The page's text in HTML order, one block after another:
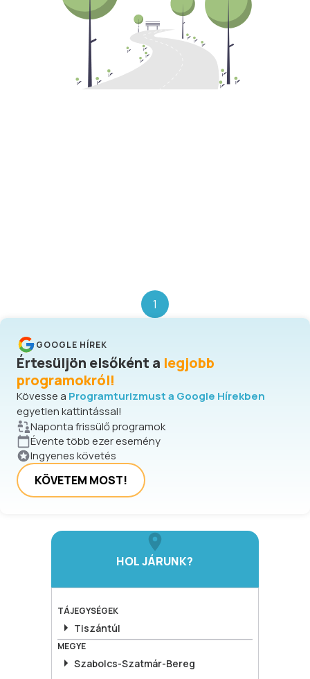
1
GOOGLE HÍREK
Értesüljön elsőként a legjobb
programokról!
Kövesse a Programturizmust a Google Hírekben
egyetlen kattintással!
Naponta frissülő programok
Évente több ezer esemény
Ingyenes követés
KÖVETEM MOST!
HOL JÁRUNK?
TÁJEGYSÉGEK
Tiszántúl
MEGYE
Szabolcs-Szatmár-Bereg